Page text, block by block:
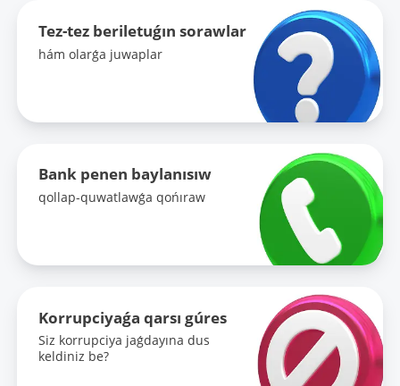
Tez-tez beriletuǵın sorawlar
hám olarǵa juwaplar
Bank penen baylanısıw
qollap-quwatlawǵa qońıraw
Korrupciyaǵa qarsı gúres
Siz korrupciya jaǵdayına dus
keldiniz be?